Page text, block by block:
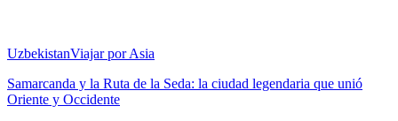
UzbekistanViajar por Asia
Samarcanda y la Ruta de la Seda: la ciudad legendaria que unió
Oriente y Occidente